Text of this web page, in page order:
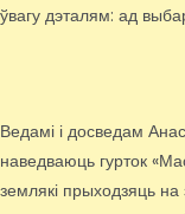
ўвагу дэталям: ад
Ведамі і досведам
наведваюць гурток
землякі прыходзяць на